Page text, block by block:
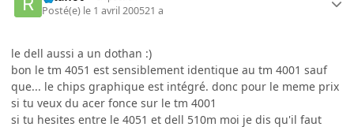
Posté(e) le 1 avril 200521 a
le dell aussi a un dothan :)
bon le tm 4051 est sensiblement identique au tm 4001 sauf
que... le chips graphique est intégré. donc pour le meme prix
si tu veux du acer fonce sur le tm 4001
si tu hesites entre le 4051 et dell 510m moi je dis qu'il faut